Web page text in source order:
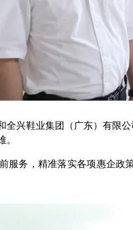
鞋业集团（广东）有限公
。
务，精准落实各项惠企政